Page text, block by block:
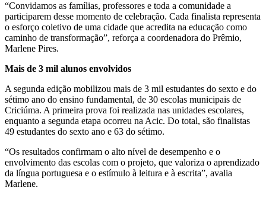
“Convidamos as famílias, professores e toda a comunidade a
participarem desse momento de celebração. Cada finalista representa
o esforço coletivo de uma cidade que acredita na educação como
caminho de transformação”, reforça a coordenadora do Prêmio,
Marlene Pires.
Mais de 3 mil alunos envolvidos
A segunda edição mobilizou mais de 3 mil estudantes do sexto e do
sétimo ano do ensino fundamental, de 30 escolas municipais de
Criciúma. A primeira prova foi realizada nas unidades escolares,
enquanto a segunda etapa ocorreu na Acic. Do total, são finalistas
49 estudantes do sexto ano e 63 do sétimo.
“Os resultados confirmam o alto nível de desempenho e o
envolvimento das escolas com o projeto, que valoriza o aprendizado
da língua portuguesa e o estímulo à leitura e à escrita”, avalia
Marlene.